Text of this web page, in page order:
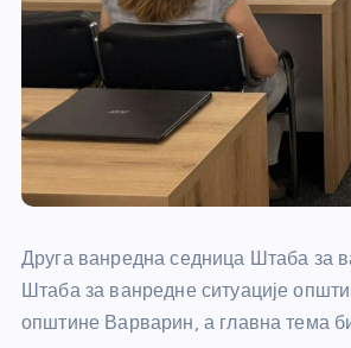
Друга ванредна седница Штаба за
Штаба за ванредне ситуације
општине Варварин, а главна тема